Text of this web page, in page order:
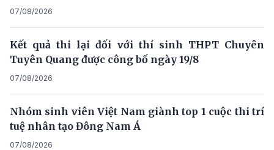
07/08/2026
Kết quả thi lại đối với thí sinh THPT Chuyên
Tuyên Quang được công bố ngày 19/8
07/08/2026
Nhóm sinh viên Việt Nam giành top 1 cuộc thi trí
tuệ nhân tạo Đông Nam Á
07/08/2026